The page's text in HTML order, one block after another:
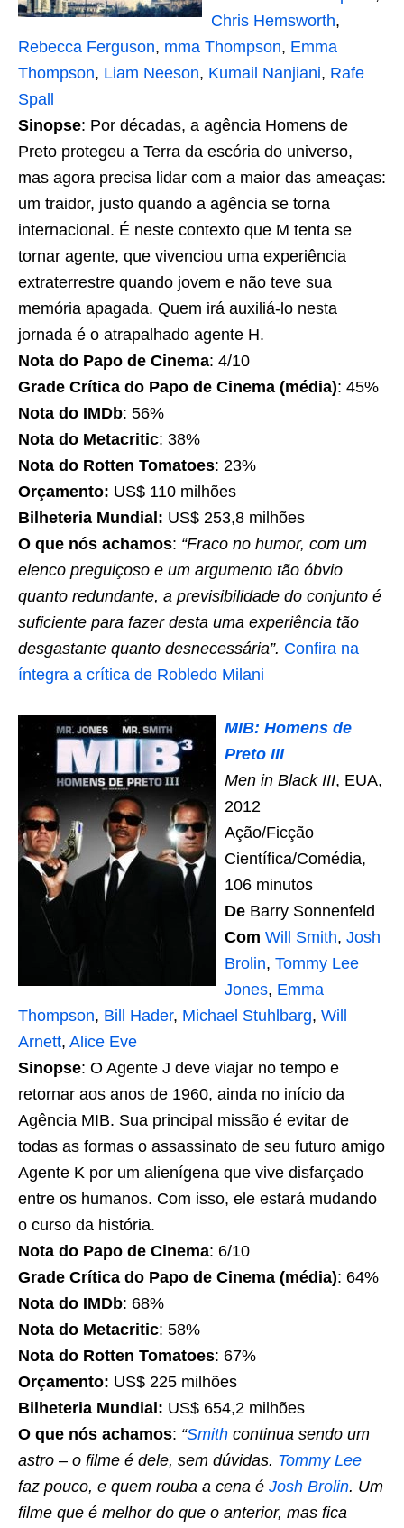
Chris Hemsworth,
Rebecca Ferguson, mma Thompson, Emma
Thompson, Liam Neeson, Kumail Nanjiani, Rafe
Spall
Sinopse: Por décadas, a agência Homens de
Preto protegeu a Terra da escória do universo,
mas agora precisa lidar com a maior das ameaças:
um traidor, justo quando a agência se torna
internacional. É neste contexto que M tenta se
tornar agente, que vivenciou uma experiência
extraterrestre quando jovem e não teve sua
memória apagada. Quem irá auxiliá-lo nesta
jornada é o atrapalhado agente H.
Nota do Papo de Cinema: 4/10
Grade Crítica do Papo de Cinema (média): 45%
Nota do IMDb: 56%
Nota do Metacritic: 38%
Nota do Rotten Tomatoes: 23%
Orçamento: US$ 110 milhões
Bilheteria Mundial: US$ 253,8 milhões
O que nós achamos: “Fraco no humor, com um
elenco preguiçoso e um argumento tão óbvio
quanto redundante, a previsibilidade do conjunto é
suficiente para fazer desta uma experiência tão
desgastante quanto desnecessária”. Confira na
íntegra a crítica de Robledo Milani
MIB: Homens de
Preto III
Men in Black III, EUA,
2012
Ação/Ficção
Científica/Comédia,
106 minutos
De Barry Sonnenfeld
Com Will Smith, Josh
Brolin, Tommy Lee
Jones, Emma
Thompson, Bill Hader, Michael Stuhlbarg, Will
Arnett, Alice Eve
Sinopse: O Agente J deve viajar no tempo e
retornar aos anos de 1960, ainda no início da
Agência MIB. Sua principal missão é evitar de
todas as formas o assassinato de seu futuro amigo
Agente K por um alienígena que vive disfarçado
entre os humanos. Com isso, ele estará mudando
o curso da história.
Nota do Papo de Cinema: 6/10
Grade Crítica do Papo de Cinema (média): 64%
Nota do IMDb: 68%
Nota do Metacritic: 58%
Nota do Rotten Tomatoes: 67%
Orçamento: US$ 225 milhões
Bilheteria Mundial: US$ 654,2 milhões
O que nós achamos: “Smith continua sendo um
astro – o filme é dele, sem dúvidas. Tommy Lee
faz pouco, e quem rouba a cena é Josh Brolin. Um
filme que é melhor do que o anterior, mas fica